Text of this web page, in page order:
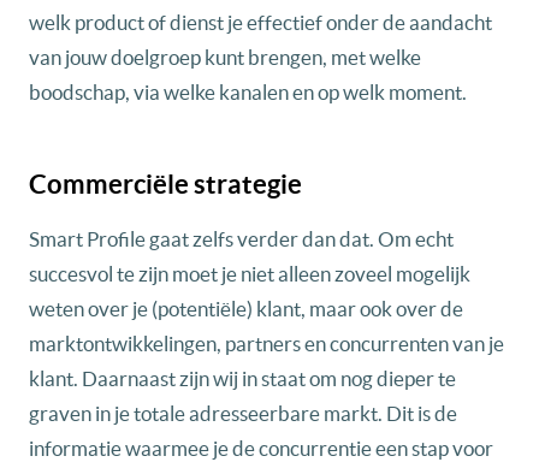
welk product of dienst je effectief onder de aandacht
van jouw doelgroep kunt brengen, met welke
boodschap, via welke kanalen en op welk moment.
Commerciële strategie
Smart Profile gaat zelfs verder dan dat. Om echt
succesvol te zijn moet je niet alleen zoveel mogelijk
weten over je (potentiële) klant, maar ook over de
marktontwikkelingen, partners en concurrenten van je
klant. Daarnaast zijn wij in staat om nog dieper te
graven in je totale adresseerbare markt. Dit is de
informatie waarmee je de concurrentie een stap voor